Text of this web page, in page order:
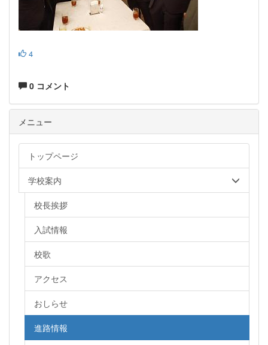
4
0 コメント
メニュー
トップページ
学校案内
校長挨拶
入試情報
校歌
アクセス
おしらせ
進路情報